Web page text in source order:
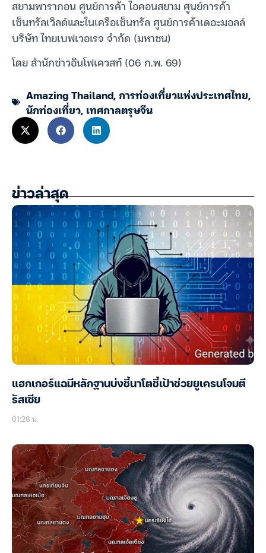
สยามพารากอน ศูนย์การค้า ไอคอนสยาม ศูนย์การค้า
เซ็นทรัลเวิลด์และในเครือเซ็นทรัล ศูนย์การค้าเดอะมอลล์
บริษัท ไทยเบฟเวอเรจ จำกัด (มหาชน)
โดย สำนักข่าวอินโฟเควสท์ (06 ก.พ. 69)
Amazing Thailand,การท่องเที่ยวแห่งประเทศไทย,
นักท่องเที่ยว, เทศกาลตรุษจีน
ข่าวล่าสุด
แฮกเกอร์แฉมีหลักฐานบ่งชี้นาโตชี้เป้าช่วยยูเครนโจมตี
รัสเซีย
01:28 น.